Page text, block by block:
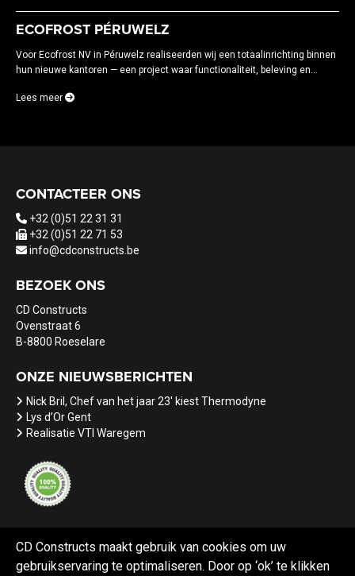
CD Constructs maakt gebruik van cookies om uw
gebruikservaring te optimaliseren. Door op ‘ok’ te klikken
ECOFROST PÉRUWELZ
Voor Ecofrost NV in Péruwelz realiseerden wij een totaalinrichting binnen
hun nieuwe kantoren — een project waar functionaliteit, beleving en...
Lees meer
CONTACTEER ONS
+32 (0)51 22 31 31
+32 (0)51 22 71 53
info@cdconstructs.be
BEZOEK ONS
CD Constructs
Ovenstraat 6
B-8800 Roeselare
ONZE NIEUWSBERICHTEN
Nick Bril, Chef van het jaar 23' kiest Thermodyne
Lys d’Or Gent
Realisatie VTI Waregem